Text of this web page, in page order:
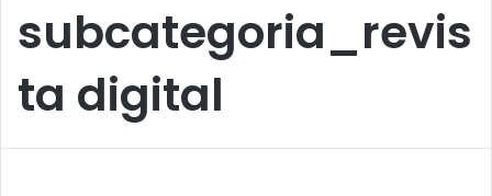
subcategoria_revis
ta digital